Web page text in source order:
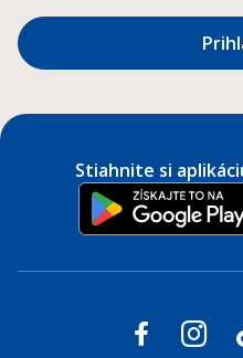
Stiahnite si
Sledujte
facebook